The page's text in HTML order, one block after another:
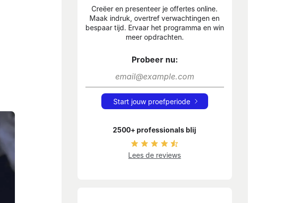
Creëer en presenteer je offertes online.
Maak indruk, overtref verwachtingen en
bespaar tijd. Ervaar het programma en win
meer opdrachten.
Probeer nu:
Start jouw proefperiode
2500+ professionals blij
Lees de reviews